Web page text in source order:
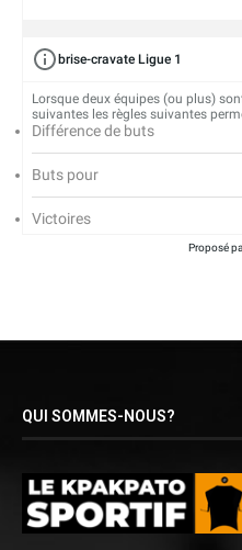
brise-cravate Ligue 1
Lorsque deux équipes (ou plus)
suivantes les règles suivantes
Différence de buts
Buts pour
Victoires
Proposé
QUI SOMMES-NOUS?